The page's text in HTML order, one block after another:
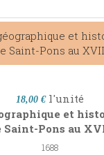
18,00 € l'unité
et
Saint-Pons au
1688